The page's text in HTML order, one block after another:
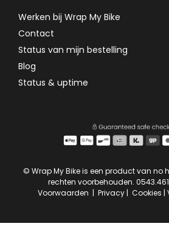
Werken bij Wrap My Bike
Contact
Status van mijn bestelling
Blog
Status & uptime
© Wrap My Bike is een product van no
rechten voorbehouden.
Voorwaarden | Privacy| Cookies |